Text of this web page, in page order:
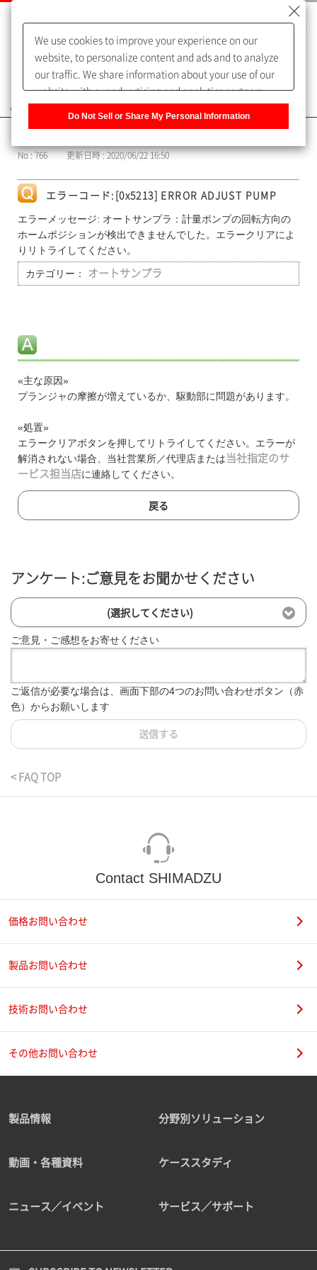
よくあるご質問（FAQ）
No : 766 更新日時 : 2020/06/22 16:50
エラーコード:[0x5213] ERROR ADJUST PUMP
エラーメッセージ: オートサンプラ：計量ポンプの回転方向の
ホームポジションが検出できませんでした。エラークリアによ
りリトライしてください。
カテゴリー： オートサンプラ
«主な原因»
プランジャの摩擦が増えているか、駆動部に問題があります。
«処置»
エラークリアボタンを押してリトライしてください。エラーが
解消されない場合、当社営業所／代理店または 当社指定のサ
ービス担当店に連絡してください。
戻る
アンケート:ご意見をお聞かせください
(選択してください)
ご意見・ご感想をお寄せください
ご返信が必要な場合は、画面下部の4つのお問い合わせボタン（赤
色）からお願いします
送信する
< FAQ TOP
Contact SHIMADZU
価格お問い合わせ
製品お問い合わせ
技術お問い合わせ
その他お問い合わせ
製品情報 分野別ソリューション
動画・各種資料 ケーススタディ
ニュース／イベント サービス／サポート
We use cookies to improve your experience on our
website, to personalize content and ads and to analyze
our traffic. We share information about your use of our
website with our advertising and analytics partners,
of our sharing information about you with our partners.
Information] to customize your cookie settings on our
Do Not Sell or Share My Personal Information